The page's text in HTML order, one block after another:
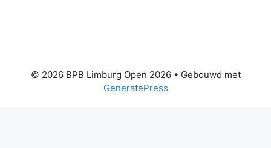
© 2026 BPB Limburg Open 2026• Gebouwd met
GeneratePress